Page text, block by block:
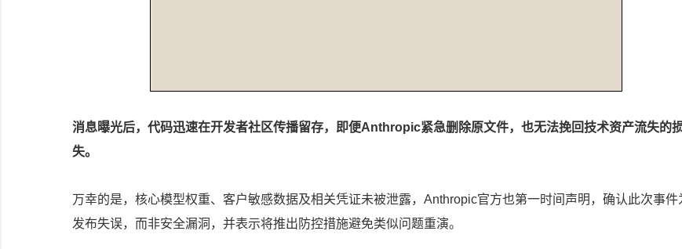
消息曝光后，代码迅速在开发者社区传播留存，即便Anthropic紧急删除原文件，也无法挽回技术资产流失的
失。
万幸的是，核心模型权重、客户敏感数据及相关凭证未被泄露，Anthropic官方也第一时间声明，确认此次事件
发布失误，而非安全漏洞，并表示将推出防控措施避免类似问题重演。